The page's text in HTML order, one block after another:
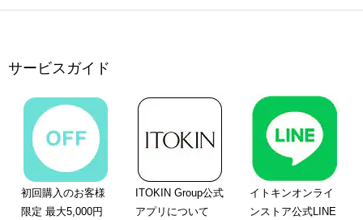
サービスガイド
初回購入のお客様
限定 最大5,000円
ITOKIN Group公式
アプリについて
イトキンオンライ
ンストア公式LINE